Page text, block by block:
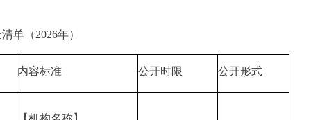
单（2026年）
内容标准 公开时限 公开形式